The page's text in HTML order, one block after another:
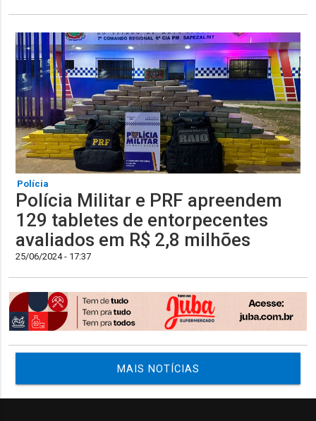
Polícia
Polícia Militar e PRF apreendem
129 tabletes de entorpecentes
avaliados em R$ 2,8 milhões
25/06/2024 - 17:37
MAIS NOTÍCIAS